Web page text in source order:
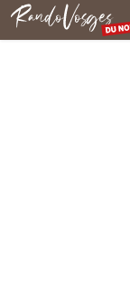
Nordvogesen